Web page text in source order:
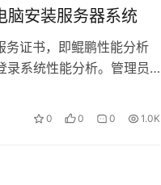
脑安装服务器系统
证书，即鲲鹏性能分析
系统性能分析。管理员
0 0 0 1.0K